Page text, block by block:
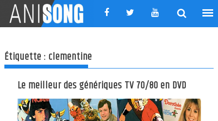
content
Étiquette :clementine
Le meilleur des génériques TV 70/80 en DVD